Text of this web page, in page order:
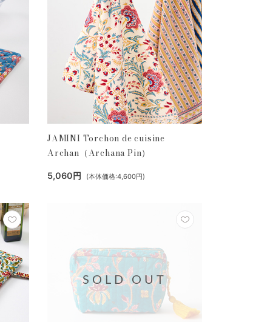
JAMINI Torchon de cuisine
Archan（Archana Pin）
5,060円 (本体価格:4,600円)
SOLD OUT